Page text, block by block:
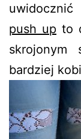
uwidocznić
push up to
skrojonym
bardziej